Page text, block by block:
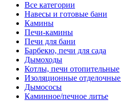
Все категории
Навесы и готовые бани
Камины
Печи-камины
Печи для бани
Барбекю, печи для сада
Дымоходы
Котлы, печи отопительные
Изоляционные
Дымососы
Каминное/печное литье